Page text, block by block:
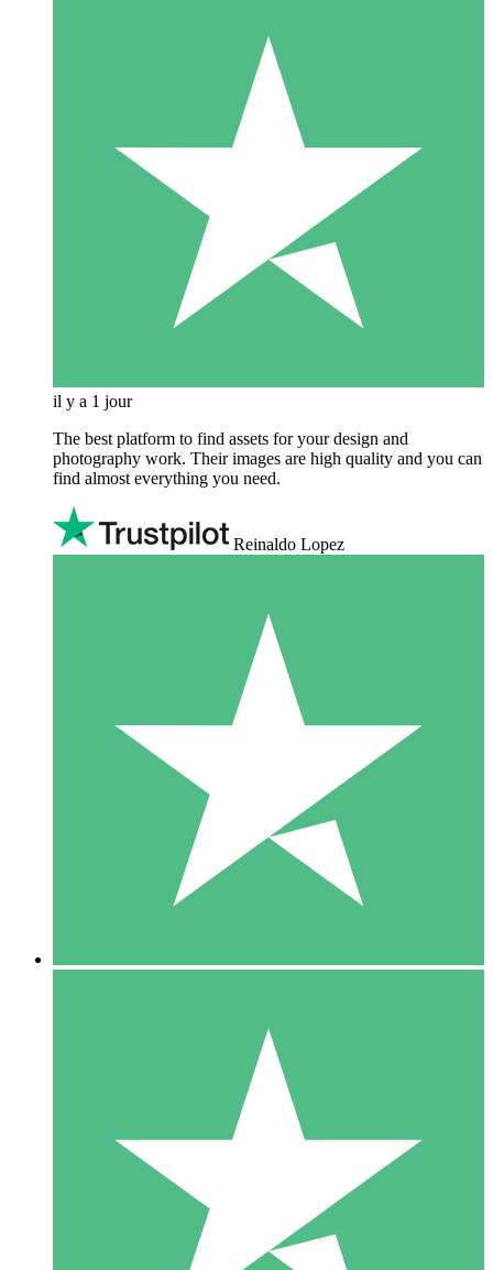
il y a 1 jour
The best platform to find assets for your design and
photography work. Their images are high quality and you can
find almost everything you need.
Reinaldo Lopez